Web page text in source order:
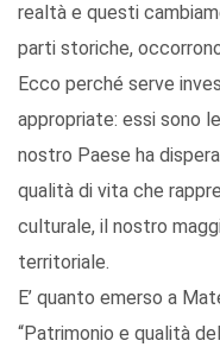
realtà e questi
parti storiche,
Ecco perché serve
appropriate: essi sono
nostro Paese ha
qualità di vita che
culturale, il nostro
territoriale.
E’ quanto emerso a
“Patrimonio e qualità